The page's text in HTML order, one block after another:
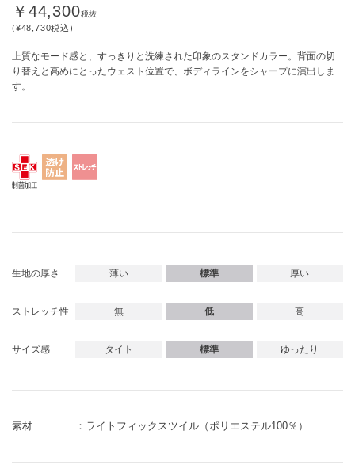
￥44,300税抜
(¥48,730税込)
上質なモード感と、すっきりと洗練された印象のスタンドカラー。背面の切
り替えと高めにとったウェスト位置で、ボディラインをシャープに演出しま
す。
生地の厚さ 薄い 標準 厚い
ストレッチ性 無 低 高
サイズ感 タイト 標準 ゆったり
素材 ライトフィックスツイル（ポリエステル100％）